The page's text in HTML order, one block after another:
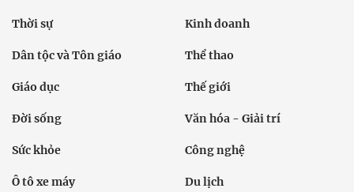
Thời sự Kinh doanh
Dân tộc và Tôn giáo Thể thao
Giáo dục Thế giới
Đời sống Văn hóa - Giải trí
Sức khỏe Công nghệ
Ô tô xe máy Du lịch